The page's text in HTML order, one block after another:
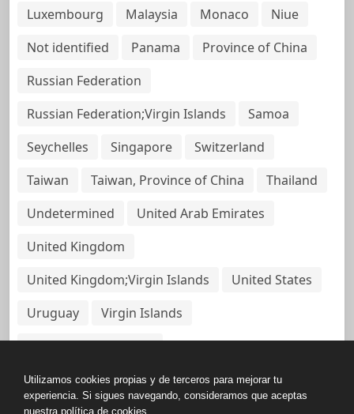
Luxembourg
Malaysia Monaco
Niue
Not identified
Panama
Province of China
Russian Federation
Russian Federation;Virgin Islands
Samoa
Seychelles
Singapore
Switzerland
Taiwan
Taiwan, Province of China
Thailand
Undetermined
United Arab Emirates
United Kingdom
United Kingdom;Virgin Islands
United States
Uruguay
Virgin Islands
Virgin Islands, British
Utilizamos cookies propias y de terceros para mejorar tu
experiencia. Si sigues navegando, consideramos que aceptas
nuestra política de cookies